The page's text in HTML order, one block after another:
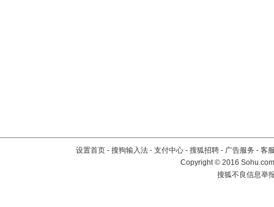
设置首页 - 搜狗输入法 - 支付中心 - 搜狐招聘 - 广告服务 - 客
Copyright©2016
搜狐不良信息举